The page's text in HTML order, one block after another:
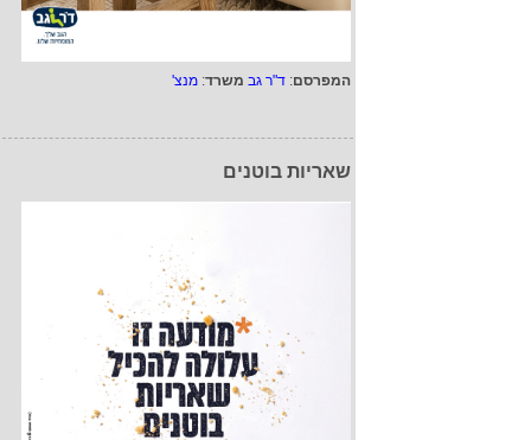
המפרסם: ד"ר גב משרד: מנצ'
שאריות בוטנים